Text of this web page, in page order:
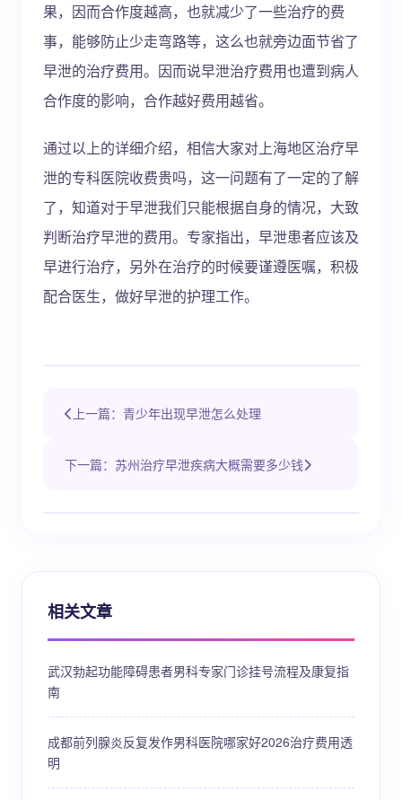
果，因而合作度越高，也就减少了一些治疗的费
事，能够防止少走弯路等，这么也就旁边面节省了
早泄的治疗费用。因而说早泄治疗费用也遭到病人
合作度的影响，合作越好费用越省。
通过以上的详细介绍，相信大家对上海地区治疗早
泄的专科医院收费贵吗，这一问题有了一定的了解
了，知道对于早泄我们只能根据自身的情况，大致
判断治疗早泄的费用。专家指出，早泄患者应该及
早进行治疗，另外在治疗的时候要谨遵医嘱，积极
配合医生，做好早泄的护理工作。
上一篇：青少年出现早泄怎么处理
下一篇：苏州治疗早泄疾病大概需要多少钱
相关文章
武汉勃起功能障碍患者男科专家门诊挂号流程及康复指
南
成都前列腺炎反复发作男科医院哪家好2026治疗费用透
明